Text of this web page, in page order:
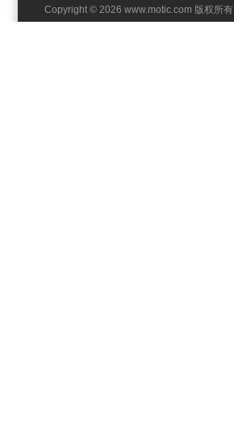
Copyright © 2026 www.motic.com 版权所有